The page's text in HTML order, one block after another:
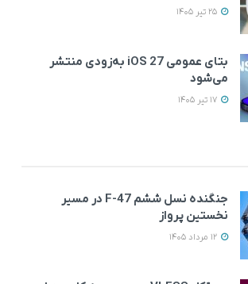
بتای عمومی iOS 27 به‌زودی منتشر
می‌شود
جنگنده نسل ششم F-47 در مسیر
نخستین پرواز